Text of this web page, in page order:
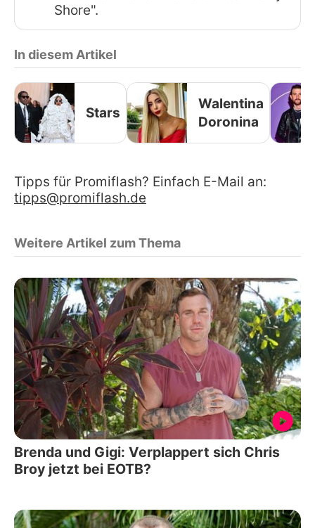
Shore".
In diesem Artikel
Stars
Walentina
Doronina
Tipps für Promiflash? Einfach E-Mail an:
tipps@promiflash.de
Weitere Artikel zum Thema
Brenda und Gigi: Verplappert sich Chris
Broy jetzt bei EOTB?